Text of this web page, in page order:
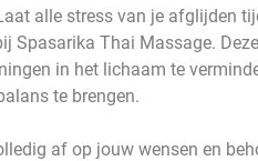
alle stress van je afglijden
Spasarika Thai Massage. Deze
in het lichaam te
te brengen.
af op jouw wensen en